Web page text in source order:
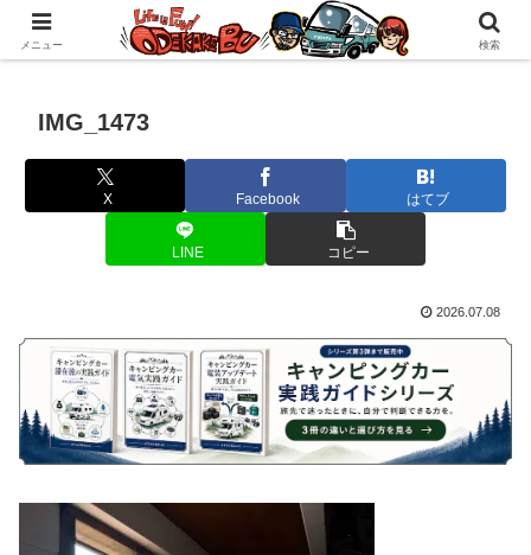
自作キャンピングカーで1年の3分の1を北海道でのんびりバンライフ♪
IMG_1473
X Facebook はてブ
LINE コピー
2026.07.08
メニュー 検索